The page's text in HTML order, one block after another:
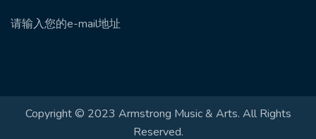
请输入您的e-mail地址
Copyright © 2023 Armstrong Music & Arts. All Rights
Reserved.